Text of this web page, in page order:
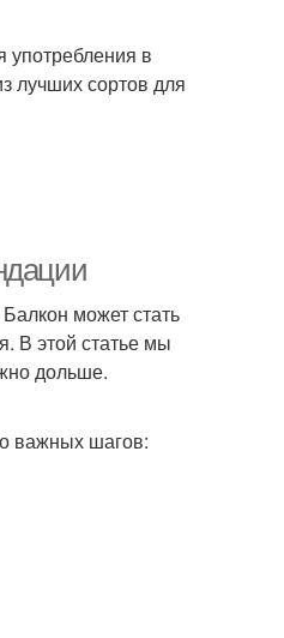
употребления в
лучших сортов для
может стать
В этой статье мы
дольше.
важных шагов: